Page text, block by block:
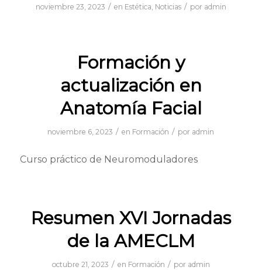
noviembre 23, 2023 / en Estética, Noticias / por admin
Formación y
actualización en
Anatomía Facial
noviembre 6, 2023 / en Formación / por admin
Curso práctico de Neuromoduladores
Resumen XVI Jornadas
de la AMECLM
octubre 21, 2023 / en Formación / por admin